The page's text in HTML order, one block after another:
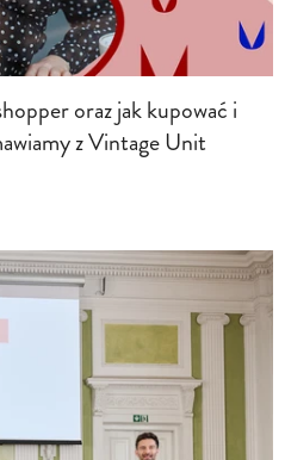
oraz jak kupować i
z Vintage Unit